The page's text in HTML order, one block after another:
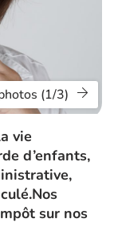
(1/3)
vie
d’enfants,
sur nos